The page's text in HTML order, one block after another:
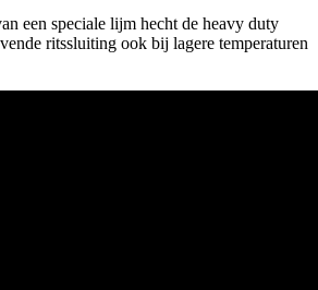
een speciale lijm hecht de heavy duty
ritssluiting ook bij lagere temperaturen